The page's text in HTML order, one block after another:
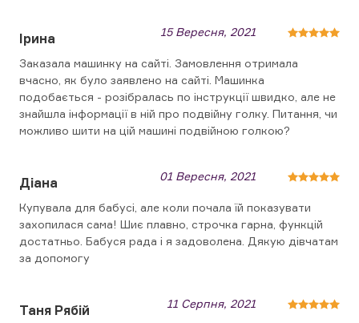
Ірина 15 Вересня, 2021
Заказала машинку на сайті. Замовлення отримала
вчасно, як було заявлено на сайті. Машинка
подобається - розібралась по інструкції швидко, але не
знайшла інформації в ній про подвійну голку. Питання, чи
можливо шити на цій машині подвійною голкою?
Діана 01 Вересня, 2021
Купувала для бабусі, але коли почала їй показувати
захопилася сама! Шиє плавно, строчка гарна, функцій
достатньо. Бабуся рада і я задоволена. Дякую дівчатам
за допомогу
Таня Рябій 11 Серпня, 2021